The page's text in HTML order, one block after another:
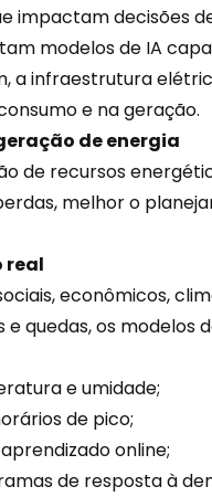
impactam decisões
modelos de IA
a infraestrutura
e na geração.
de energia
de recursos
melhor o
real
econômicos,
quedas, os modelos
e umidade;
de pico;
online;
de resposta à